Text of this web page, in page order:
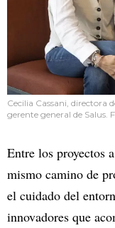
Cecilia Cassani, directora
gerente general de Salus.
Entre los proyectos
mismo camino de
el cuidado del
innovadores que